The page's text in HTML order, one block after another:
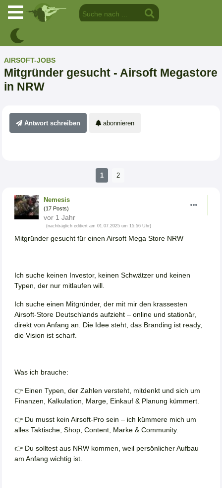
AIRSOFT-JOBS
Mitgründer gesucht - Airsoft Megastore
in NRW
Antwort schreiben abonnieren
1 2
Nemesis
(17 Posts)
vor 1 Jahr
(nachträglich editiert am 01.07.2025 um 15:56 Uhr)
Mitgründer gesucht für einen Airsoft Mega Store NRW
Ich suche keinen Investor, keinen Schwätzer und keinen
Typen, der nur mitlaufen will.
Ich suche einen Mitgründer, der mit mir den krassesten
Airsoft-Store Deutschlands aufzieht – online und stationär,
direkt von Anfang an. Die Idee steht, das Branding ist ready,
die Vision ist scharf.
Was ich brauche:
👉 Einen Typen, der Zahlen versteht, mitdenkt und sich um
Finanzen, Kalkulation, Marge, Einkauf & Planung kümmert.
👉 Du musst kein Airsoft-Pro sein – ich kümmere mich um
alles Taktische, Shop, Content, Marke & Community.
👉 Du solltest aus NRW kommen, weil persönlicher Aufbau
am Anfang wichtig ist.